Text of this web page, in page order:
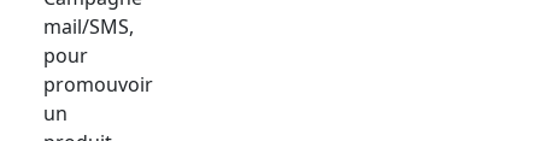
mail/SMS,
pour
promouvoir
un